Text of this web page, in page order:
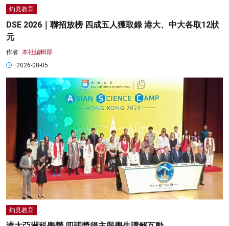
灼見教育
DSE 2026｜聯招放榜 四成五人獲取錄 港大、中大各取12狀
元
作者: 本社編輯部
2026-08-05
灼見教育